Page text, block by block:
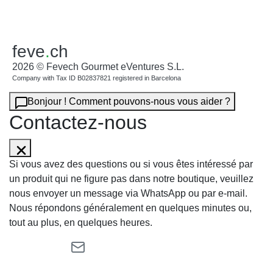
feve.ch
2026 © Fevech Gourmet eVentures S.L.
Company with Tax ID B02837821 registered in Barcelona
Bonjour ! Comment pouvons-nous vous aider ?
Contactez-nous
Si vous avez des questions ou si vous êtes intéressé par
un produit qui ne figure pas dans notre boutique, veuillez
nous envoyer un message via WhatsApp ou par e-mail.
Nous répondons généralement en quelques minutes ou,
tout au plus, en quelques heures.